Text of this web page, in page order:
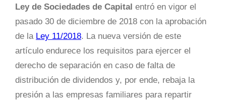
Ley de Sociedades de Capital entró en vigor el
pasado 30 de diciembre de 2018 con la aprobación
de la Ley 11/2018. La nueva versión de este
artículo endurece los requisitos para ejercer el
derecho de separación en caso de falta de
distribución de dividendos y, por ende, rebaja la
presión a las empresas familiares para repartir